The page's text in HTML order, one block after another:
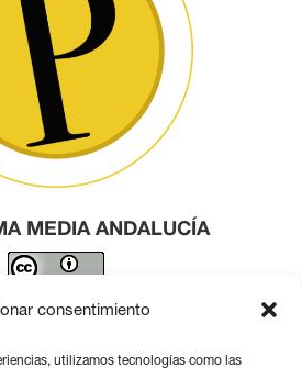
consentimiento
utilizamos tecnologías como las
MEDIA ANDALUCÍA
una licencia de Creative Commons